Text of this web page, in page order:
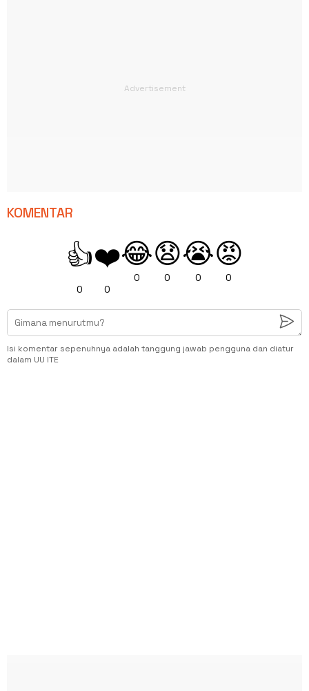
KOMENTAR
👍
0
❤️
0
😂
0
😧
0
😭
0
😡
0
Isi komentar sepenuhnya adalah tanggung jawab pengguna dan diatur
dalam UU ITE